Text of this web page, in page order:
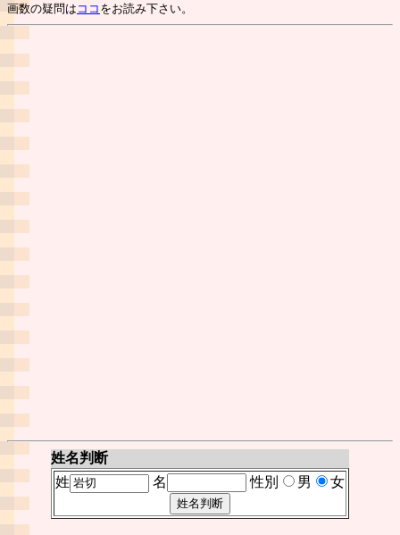
画数の疑問は ココ をお読み下さい。
姓名判断
姓
名 性別 男 女